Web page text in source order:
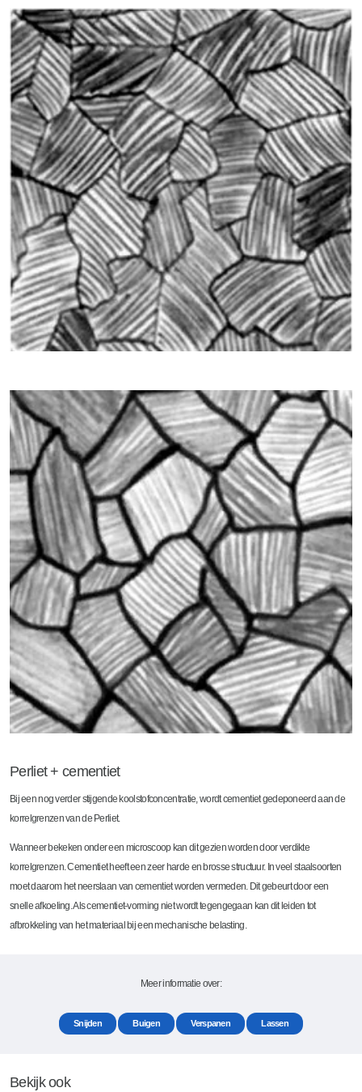
Perliet + cementiet
Bij een nog verder stijgende koolstofconcentratie, wordt cementiet gedeponeerd aan de
korrelgrenzen van de Perliet.
Wanneer bekeken onder een microscoop kan dit gezien worden door verdikte
korrelgrenzen. Cementiet heeft een zeer harde en brosse structuur. In veel staalsoorten
moet daarom het neerslaan van cementiet worden vermeden. Dit gebeurt door een
snelle afkoeling. Als cementiet-vorming niet wordt tegengegaan kan dit leiden tot
afbrokkeling van het materiaal bij een mechanische belasting.
Meer informatie over:
Snijden Buigen Verspanen Lassen
Bekijk ook